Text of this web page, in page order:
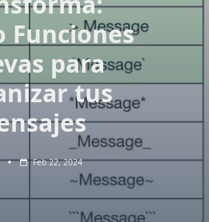
Funciones
para
tus
Feb 22, 2024